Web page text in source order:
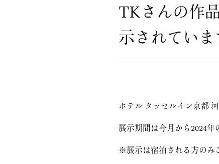
TKさんの作
示されていま
ホテル タッセルイン京都
展示期間は今月から2024年
※展示は宿泊される方のみ